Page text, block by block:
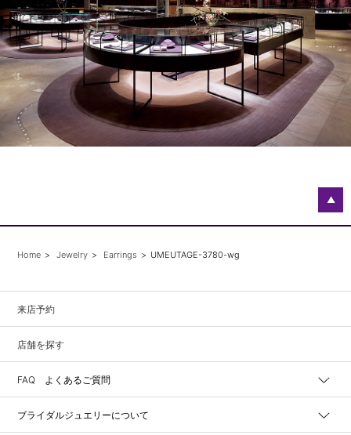
▲
Home Jewelry Earrings UMEUTAGE-3780-wg
来店予約
店舗を探す
FAQ よくあるご質問
ブライダルジュエリーについて